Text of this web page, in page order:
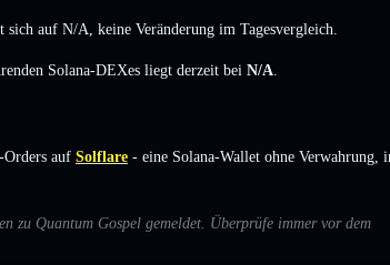
sich auf N/A keine Veränderung im Tagesvergleich.
Solana-DEXes liegt derzeit bei N/A
auf Solflare - eine Solana-Wallet ohne Verwahrung,
zu Quantum Gospel gemeldet. Überprüfe immer vor dem